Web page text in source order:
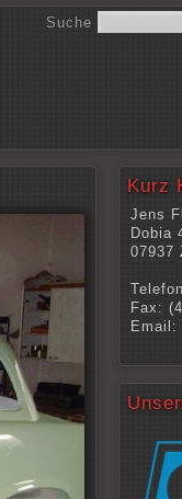
Suche
Kurz
Jens
Dobia
07937
Fax:
Email: